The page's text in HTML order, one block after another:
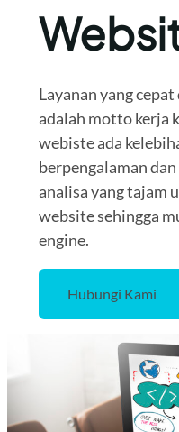
Layanan yang
adalah motto kerja
webiste ada
berpengalaman
analisa yang tajam
website sehingga
engine.
Hubungi Kami